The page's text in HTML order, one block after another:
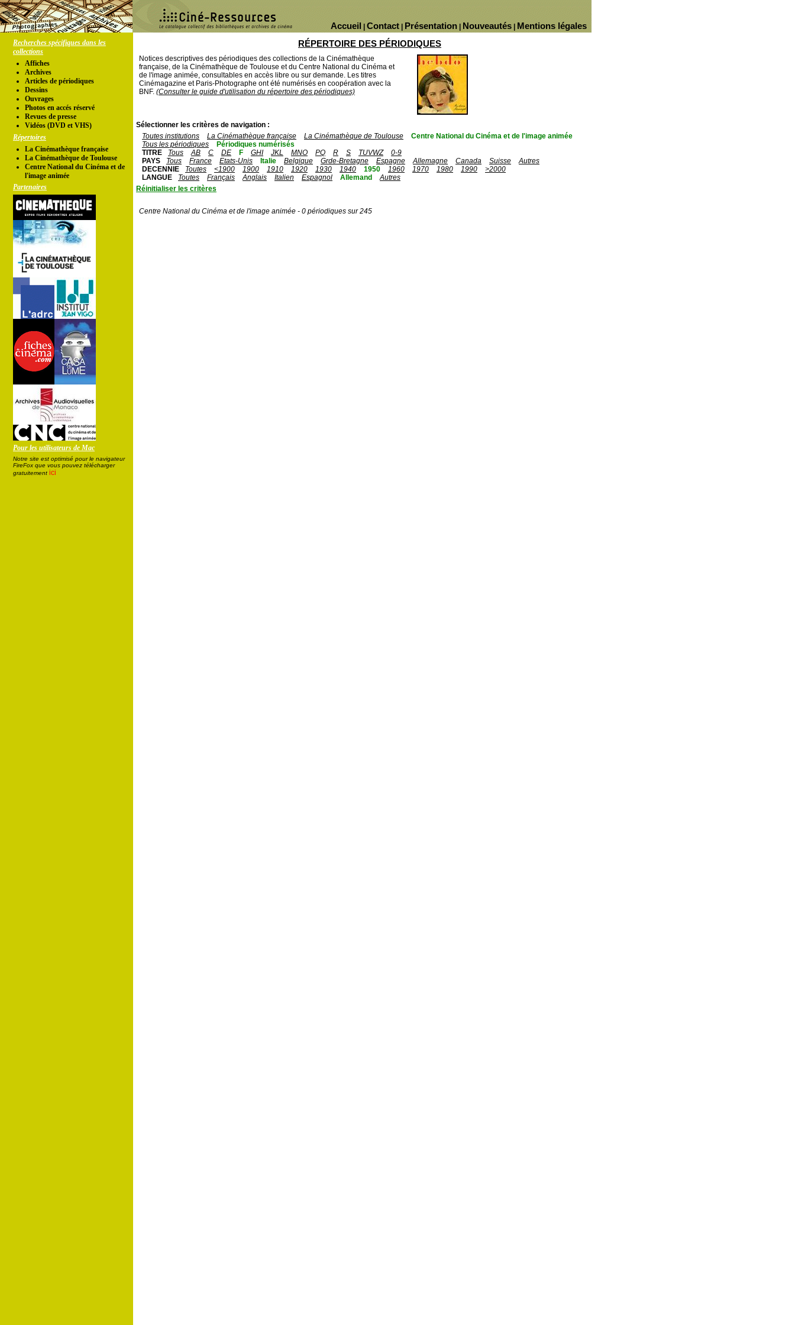
Mentions légales
Nouveautés
Présentation
Contact
Accueil
Recherches spécifiques dans les
collections
Affiches
Archives
Articles de périodiques
Dessins
Ouvrages
Photos en accés réservé
Revues de presse
Vidéos (DVD et VHS)
Répertoires
La Cinémathèque française
La Cinémathèque de Toulouse
Centre National du Cinéma et de
l'image animée
Partenaires
Pour les utilisateurs de Mac
Notre site est optimisé pour le navigateur
FireFox que vous pouvez télécharger
gratuitement ici
RÉPERTOIRE DES PÉRIODIQUES
Notices descriptives des périodiques des collections de la Cinémathèque
française, de la Cinémathèque de Toulouse et du Centre National du Cinéma et
de l'image animée, consultables en accès libre ou sur demande. Les titres
Cinémagazine et Paris-Photographe ont été numérisés en coopération avec la
BNF. (Consulter le guide d'utilisation du répertoire des périodiques)
Sélectionner les critères de navigation :
Toutes institutions
La Cinémathèque française La Cinémathèque de Toulouse
Centre National du Cinéma et de l'image animée
Tous les périodiques
Périodiques numérisés
TITRE
Tous AB C DE F GHI JKL MNO PQ R S TUVWZ
0-9
PAYS
Tous France Etats-Unis Italie Belgique Grde-Bretagne Espagne Allemagne Canada Suisse
Autres
DECENNIE
Toutes <1900 1900 1910 1920 1930 1940 1950 1960 1970 1980 1990
>2000
LANGUE
Toutes Français Anglais Italien Espagnol Allemand
Autres
Réinitialiser les critères
Centre National du Cinéma et de l'image animée - 0 périodiques sur 245